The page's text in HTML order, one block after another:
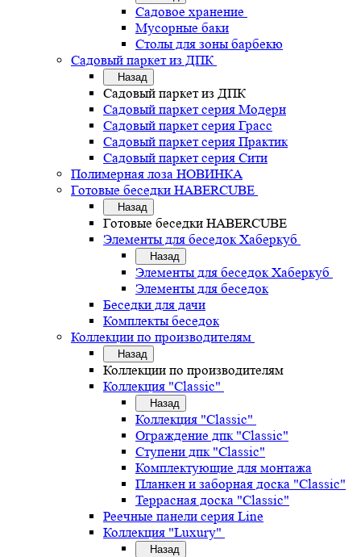
Садовое хранение
Мусорные баки
Столы для зоны барбекю
Садовый паркет из ДПК
Назад
Садовый паркет из ДПК
Садовый паркет серия Mодерн
Садовый паркет серия Грасс
Садовый паркет серия Практик
Садовый паркет серия Сити
Полимерная лоза НОВИНКА
Готовые беседки HABERCUBE
Назад
Готовые беседки HABERCUBE
Элементы для беседок Хаберкуб
Назад
Элементы для беседок Хаберкуб
Элементы для беседок
Беседки для дачи
Комплекты беседок
Коллекции по производителям
Назад
Коллекции по производителям
Коллекция "Classic"
Назад
Коллекция "Classic"
Ограждение дпк "Classic"
Ступени дпк "Classic"
Комплектующие для монтажа
Планкен и заборная доска "Classic"
Террасная доска "Classic"
Реечные панели серия Line
Коллекция "Luxury"
Назад